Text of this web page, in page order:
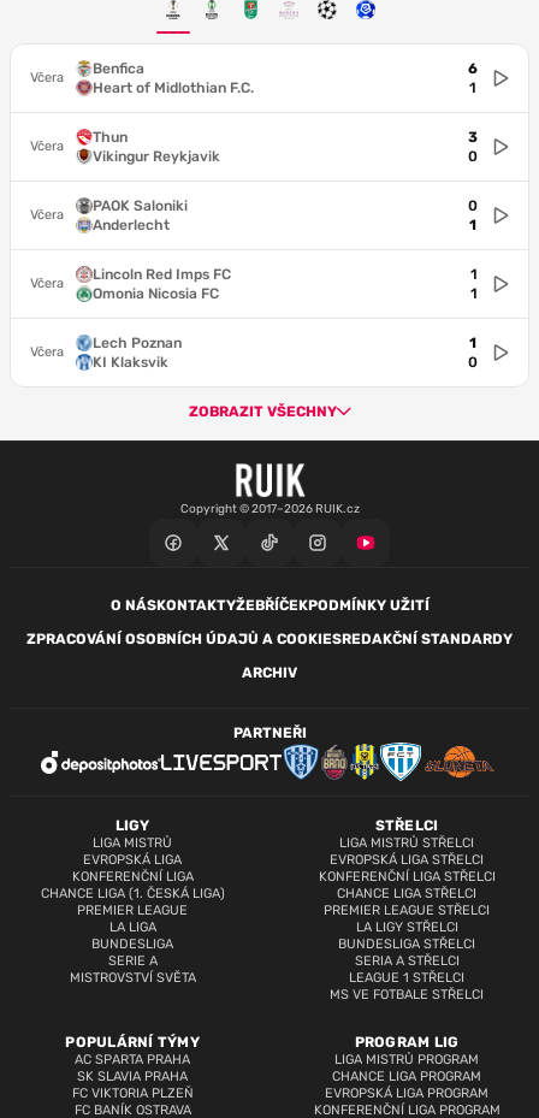
Včera
Benfica
Heart of Midlothian F.C.
6
1
Včera
Thun
Vikingur Reykjavik
3
0
Včera
PAOK Saloniki
Anderlecht
0
1
Včera
Lincoln Red Imps FC
Omonia Nicosia FC
1
1
Včera
Lech Poznan
KI Klaksvik
1
0
ZOBRAZIT VŠECHNY
Copyright © 2017–2026 RUIK.cz
O NÁSKONTAKTYŽEBŘÍČEKPODMÍNKY UŽITÍ
ZPRACOVÁNÍ OSOBNÍCH ÚDAJŮ A COOKIESREDAKČNÍ STANDARDY
ARCHIV
LIGY
LIGA MISTRŮ
EVROPSKÁ LIGA
KONFERENČNÍ LIGA
CHANCE LIGA (1. ČESKÁ LIGA)
PREMIER LEAGUE
LA LIGA
BUNDESLIGA
SERIE A
MISTROVSTVÍ SVĚTA
STŘELCI
LIGA MISTRŮ STŘELCI
EVROPSKÁ LIGA STŘELCI
KONFERENČNÍ LIGA STŘELCI
CHANCE LIGA STŘELCI
PREMIER LEAGUE STŘELCI
LA LIGY STŘELCI
BUNDESLIGA STŘELCI
SERIA A STŘELCI
LEAGUE 1 STŘELCI
MS VE FOTBALE STŘELCI
POPULÁRNÍ TÝMY
AC SPARTA PRAHA
SK SLAVIA PRAHA
FC VIKTORIA PLZEŇ
FC BANÍK OSTRAVA
PROGRAM LIG
LIGA MISTRŮ PROGRAM
CHANCE LIGA PROGRAM
EVROPSKÁ LIGA PROGRAM
KONFERENČNÍ LIGA PROGRAM
PARTNEŘI